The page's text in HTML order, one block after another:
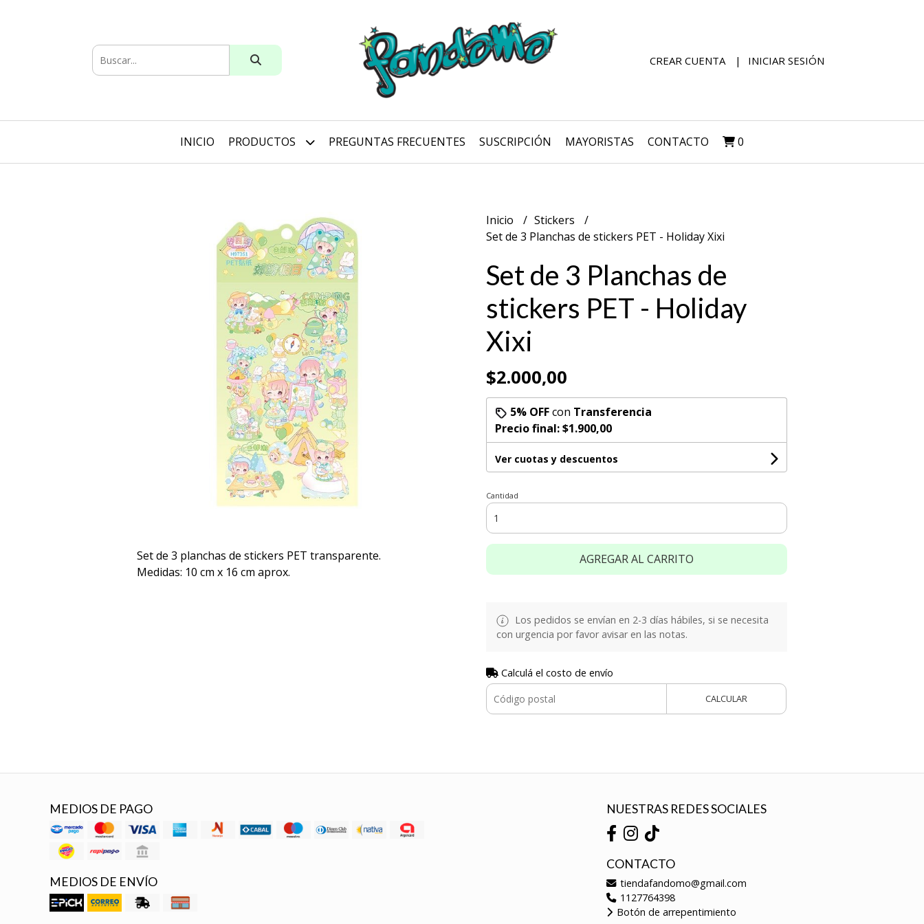
CREAR CUENTA INICIAR SESIÓN
INICIO PRODUCTOS PREGUNTAS FRECUENTES SUSCRIPCIÓN MAYORISTAS CONTACTO 0
Set de 3 planchas de stickers PET transparente.
Medidas: 10 cm x 16 cm aprox.
Inicio
Stickers
Set de 3 Planchas de stickers PET - Holiday Xixi
Set de 3 Planchas de
stickers PET - Holiday
Xixi
$2.000,00
5% OFFcon Transferencia
Precio final:$1.900,00
Ver cuotas y descuentos
Cantidad
AGREGAR AL CARRITO
Los pedidos se envían en 2-3 días hábiles, si se necesita
con urgencia por favor avisar en las notas.
Calculá el costo de envío
CALCULAR
MEDIOS DE PAGO
MEDIOS DE ENVÍO
NUESTRAS REDES SOCIALES
CONTACTO
tiendafandomo@gmail.com
1127764398
Botón de arrepentimiento